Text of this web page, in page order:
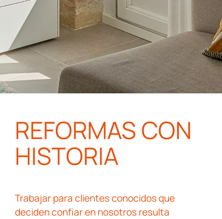
REFORMAS CON
HISTORIA
Trabajar para clientes conocidos que
deciden confiar en nosotros resulta